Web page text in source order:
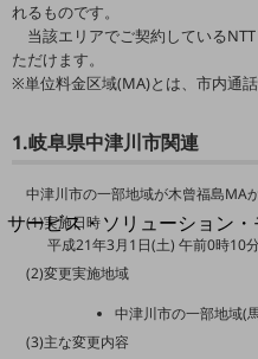
地域社会を支える皆さまと地域課題の解
地域経済のさらなる活性化に取り組み
自治体・地域社会との共創
LGPF(Local Government
別ウィンドウで開きます
サービス・ソリューション
サービス・ソリューション
サービス・ソリューションをご紹介
カテゴリーで探す
れるものです。
当該エリアでご契約している
ただけます。
※単位料金区域(MA)とは、市内通
1.岐阜県中津川市関連
中津川市の一部地域が木曾福島MA
(1)実施日時
平成21年3月1日(土) 午前0時10
(2)変更実施地域
中津川市の一部地域(
(3)主な変更内容